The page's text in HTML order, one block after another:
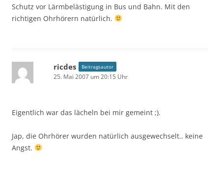
Schutz vor Lärmbelästigung in Bus und Bahn. Mit den
richtigen Ohrhörern natürlich.
ricdes Beitragsautor
25. Mai 2007 um 20:15 Uhr
Eigentlich war das lächeln bei mir gemeint ;).
Jap, die Ohrhörer wurden natürlich ausgewechselt.. keine
Angst.